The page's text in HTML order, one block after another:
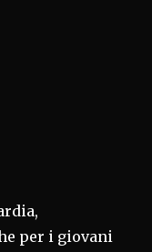
per i giovani